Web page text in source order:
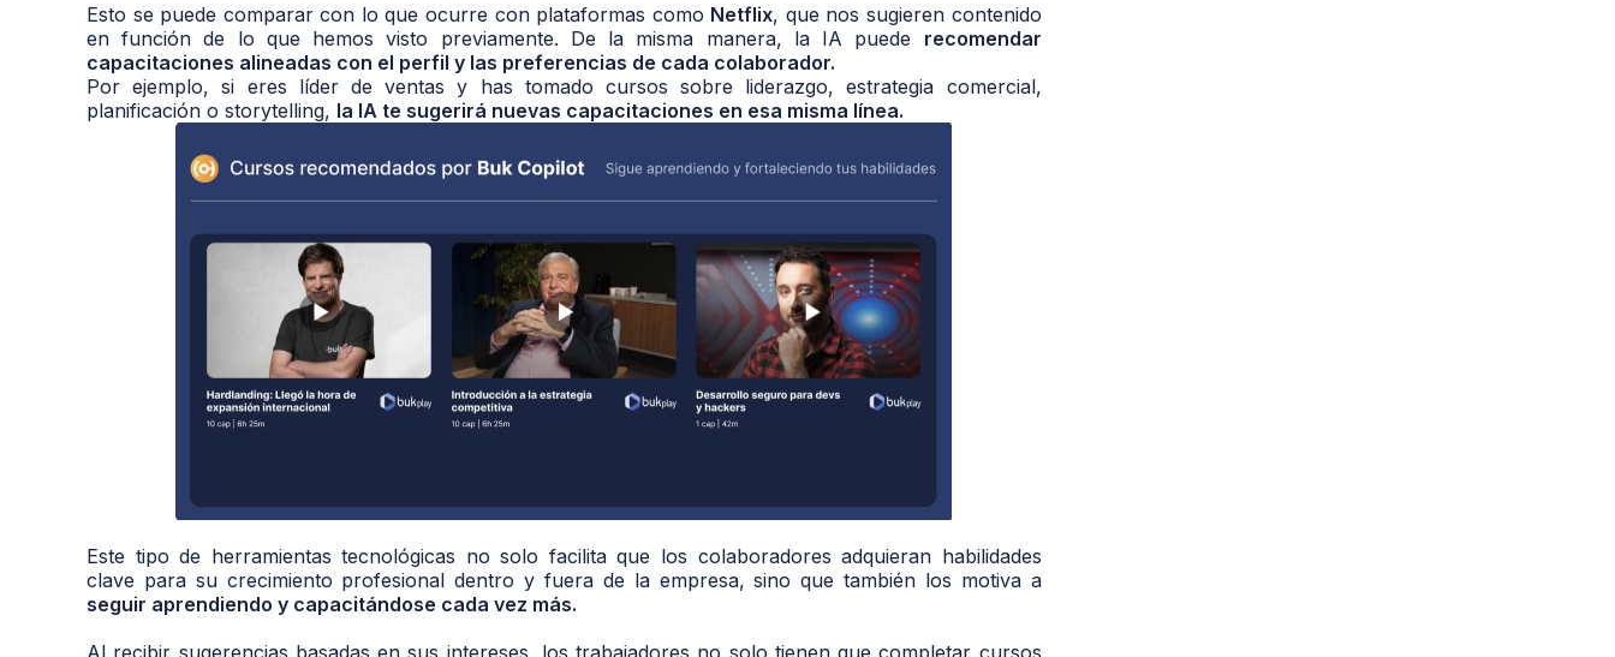
Esto se puede comparar con lo que ocurre con plataformas como Netflix, que nos sugieren contenido
en función de lo que hemos visto previamente. De la misma manera, la IA puede recomendar
capacitaciones alineadas con el perfil y las preferencias de cada colaborador.
Por ejemplo, si eres líder de ventas y has tomado cursos sobre liderazgo, estrategia comercial,
planificación o storytelling, la IA te sugerirá nuevas capacitaciones en esa misma línea.
Este tipo de herramientas tecnológicas no solo facilita que los colaboradores adquieran habilidades
clave para su crecimiento profesional dentro y fuera de la empresa, sino que también los motiva a
seguir aprendiendo y capacitándose cada vez más.
Al recibir sugerencias basadas en sus intereses, los trabajadores no solo tienen que completar cursos